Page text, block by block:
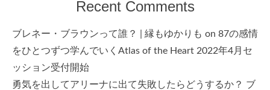
Recent Comments
ブレネー・ブラウンって誰？ | 縁もゆかりも on 87の感情
をひとつずつ学んでいくAtlas of the Heart 2022年4月セ
ッション受付開始
勇気を出してアリーナに出て失敗したらどうするか？ ブ